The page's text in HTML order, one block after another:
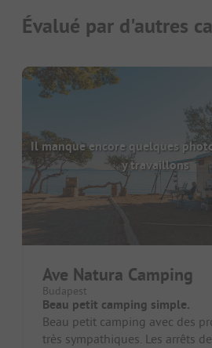
Évalué par d'autres
Il manque encore quelques
y travaillons
Ave Natura Camping
Budapest
Beau petit camping simple.
Beau petit camping avec des
très sympathiques. Les arrêts